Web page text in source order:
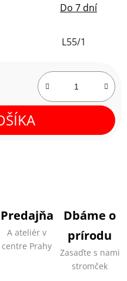
Do 7 dní
L55/1
Predajňa
A ateliér v
centre Prahy
Dbáme o
prírodu
Zasaďte s nami
stromček